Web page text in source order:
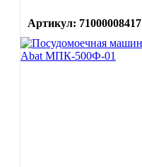
Артикул: 71000008417